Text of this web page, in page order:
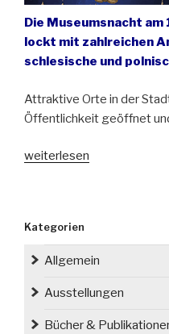
Die Museumsnacht
lockt mit zahlreichen
schlesische und
Attraktive Orte in der
Öffentlichkeit geöffnet
„Zeitreise
weiterlesen
Kategorien
Allgemein
Ausstellungen
Bücher &